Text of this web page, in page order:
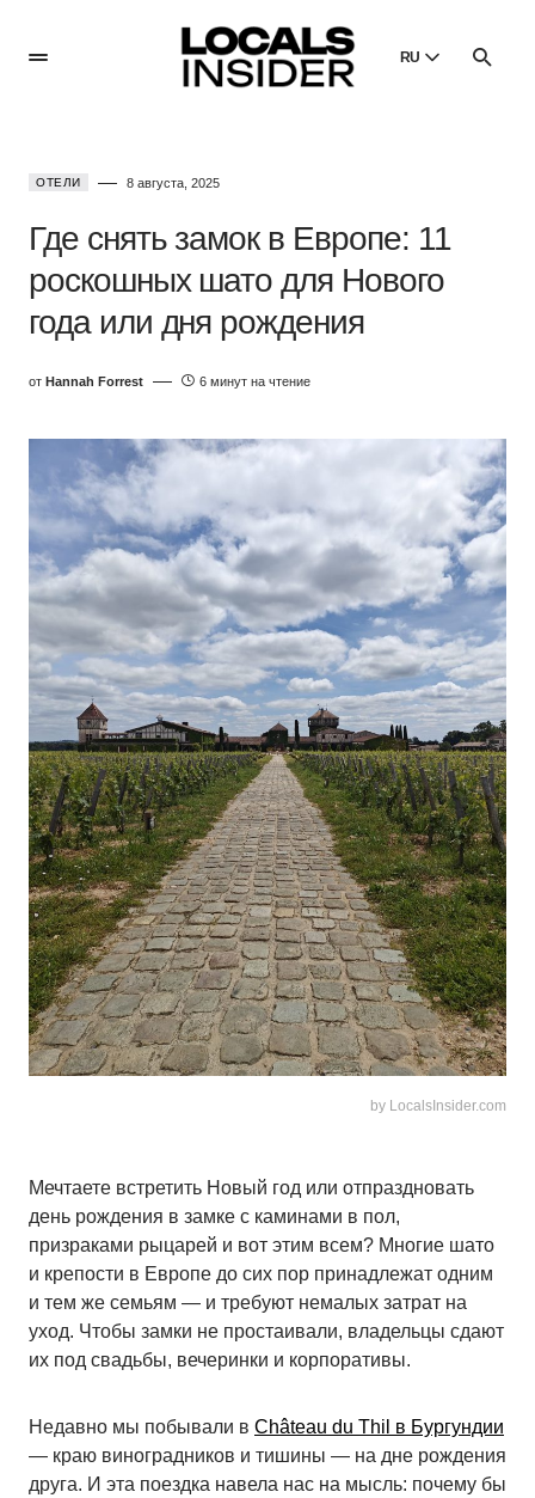
RU
Poland
Русский
ОТЕЛИ 8 августа, 2025
Где снять замок в Европе: 11
роскошных шато для Нового
года или дня рождения
от Hannah Forrest 6 минут на чтение
by LocalsInsider.com
Мечтаете встретить Новый год или отпраздновать
день рождения в замке с каминами в пол,
призраками рыцарей и вот этим всем? Многие шато
и крепости в Европе до сих пор принадлежат одним
и тем же семьям — и требуют немалых затрат на
уход. Чтобы замки не простаивали, владельцы сдают
их под свадьбы, вечеринки и корпоративы.
Недавно мы побывали в Château du Thil в Бургундии
— краю виноградников и тишины — на дне рождения
друга. И эта поездка навела нас на мысль: почему бы